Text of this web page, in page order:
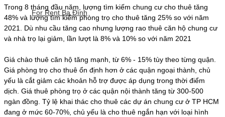
For Rent Ba Đình
Trong 8 tháng đầu năm, lượng tìm kiếm chung cư cho thuê tăng
48% và lượng tìm kiếm phòng trọ cho thuê tăng 25% so với năm
2021. Dù nhu cầu tăng cao nhưng lượng rao thuê căn hộ chung cư
và nhà trọ lại giảm, lần lượt là 8% và 10% so với năm 2021
Giá chào thuê căn hộ tăng mạnh, từ 6% - 15% tùy theo từng quận.
Giá phòng trọ cho thuê ổn định hơn ở các quận ngoại thành, chủ
yếu là cắt giảm các khoản hỗ trợ được áp dụng trong thời điểm
dịch. Giá thuê phòng trọ ở các quận nội thành tăng từ 300-500
ngàn đồng. Tỷ lệ khai thác cho thuê các dự án chung cư ở TP HCM
đang ở mức 60-70%, chủ yếu là cho thuê ngắn hạn với loại hình